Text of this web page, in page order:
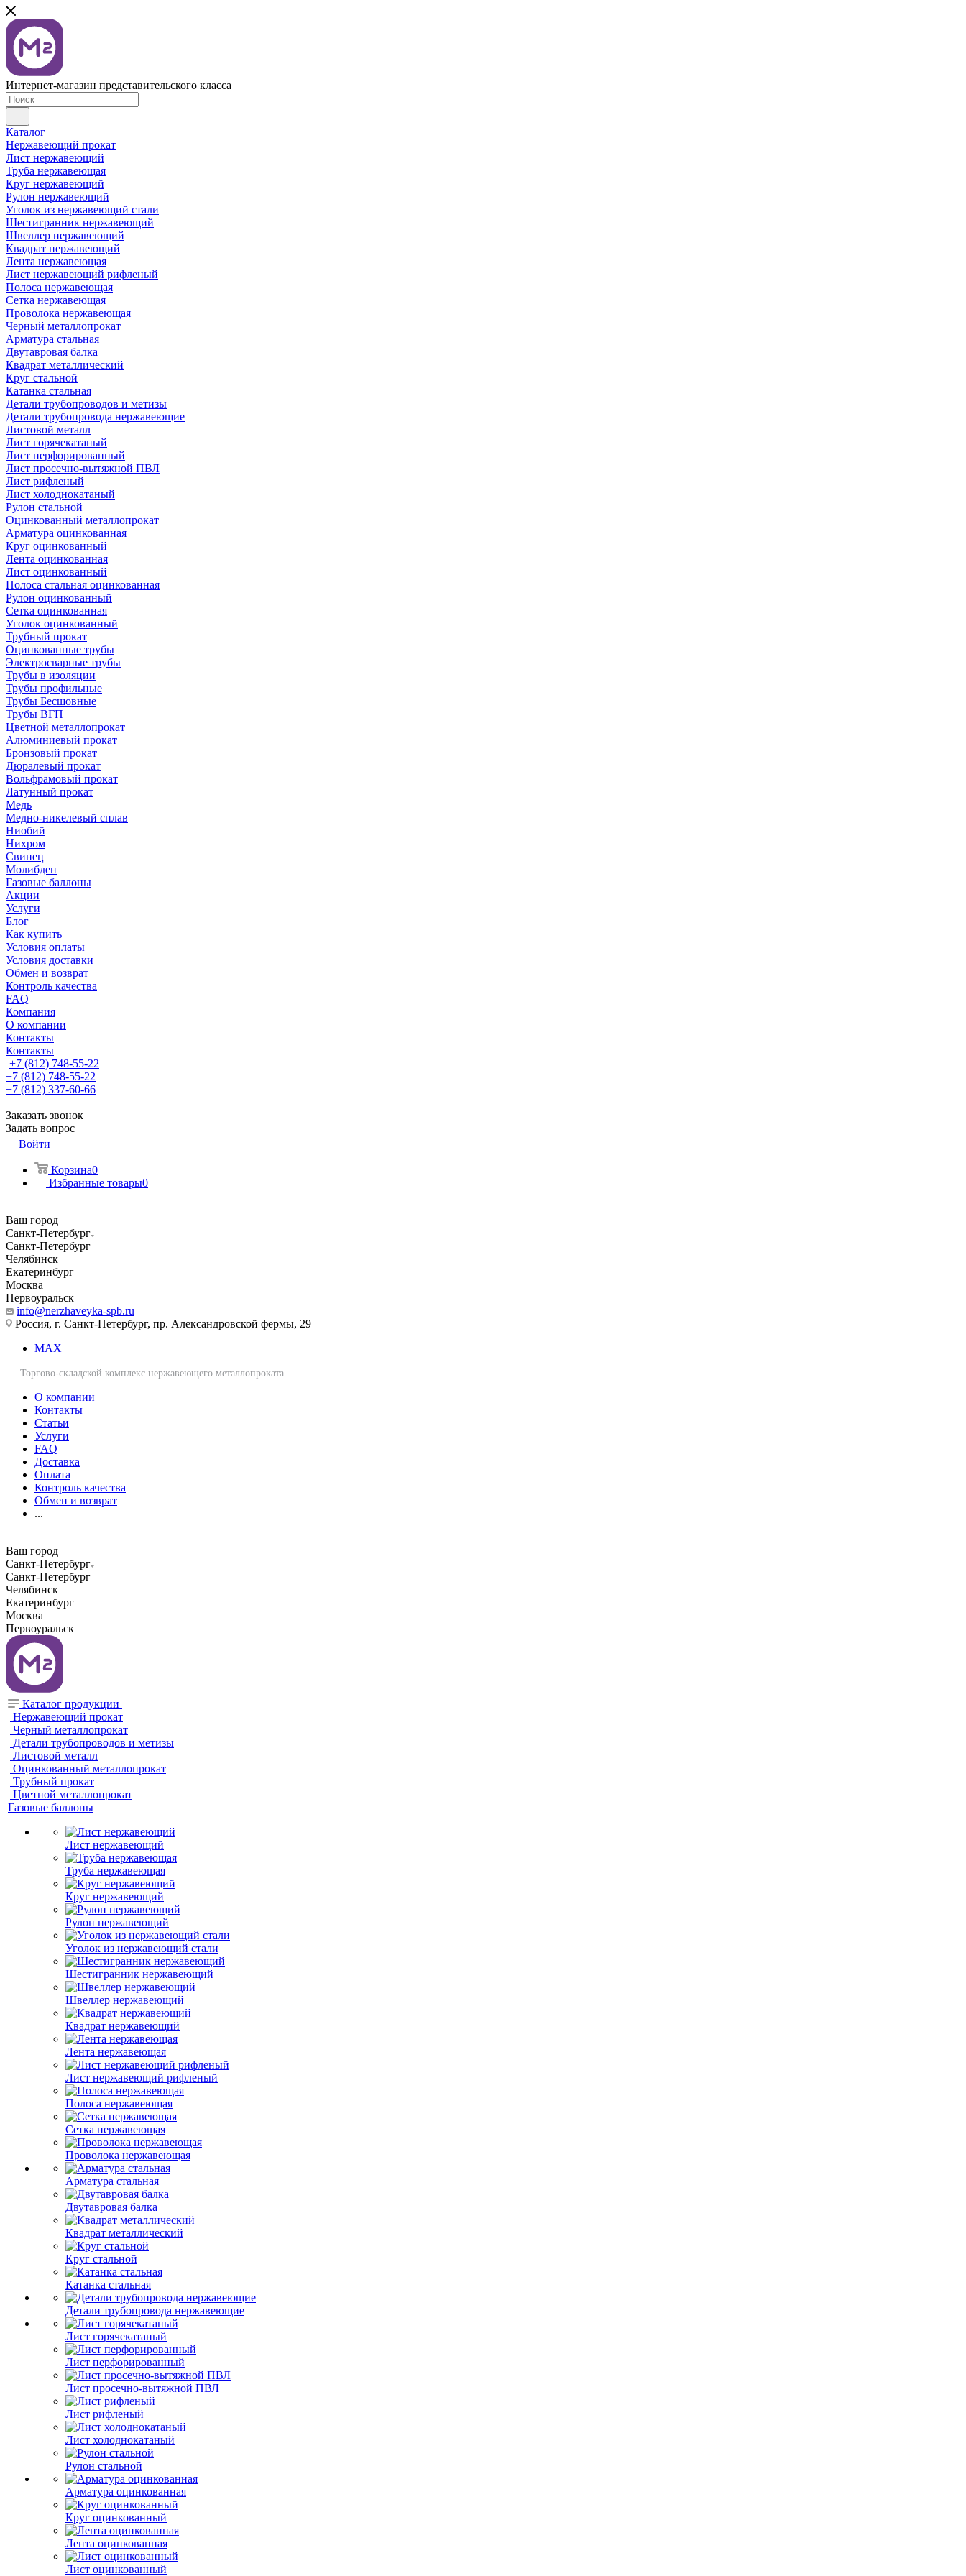
Интернет-магазин представительского класса
Каталог
Нержавеющий прокат
Лист нержавеющий
Труба нержавеющая
Круг нержавеющий
Рулон нержавеющий
Уголок из нержавеющий стали
Шестигранник нержавеющий
Швеллер нержавеющий
Квадрат нержавеющий
Лента нержавеющая
Лист нержавеющий рифленый
Полоса нержавеющая
Сетка нержавеющая
Проволока нержавеющая
Черный металлопрокат
Арматура стальная
Двутавровая балка
Квадрат металлический
Круг стальной
Катанка стальная
Детали трубопроводов и метизы
Детали трубопровода нержавеющие
Листовой металл
Лист горячекатаный
Лист перфорированный
Лист просечно-вытяжной ПВЛ
Лист рифленый
Лист холоднокатаный
Рулон стальной
Оцинкованный металлопрокат
Арматура оцинкованная
Круг оцинкованный
Лента оцинкованная
Лист оцинкованный
Полоса стальная оцинкованная
Рулон оцинкованный
Сетка оцинкованная
Уголок оцинкованный
Трубный прокат
Оцинкованные трубы
Электросварные трубы
Трубы в изоляции
Трубы профильные
Трубы Бесшовные
Трубы ВГП
Цветной металлопрокат
Алюминиевый прокат
Бронзовый прокат
Дюралевый прокат
Вольфрамовый прокат
Латунный прокат
Медь
Медно-никелевый сплав
Ниобий
Нихром
Свинец
Молибден
Газовые баллоны
Акции
Услуги
Блог
Как купить
Условия оплаты
Условия доставки
Обмен и возврат
Контроль качества
FAQ
Компания
О компании
Контакты
Контакты
+7 (812) 748-55-22
+7 (812) 748-55-22
+7 (812) 337-60-66
Заказать звонок
Задать вопрос
Войти
Корзина0
Избранные товары0
Ваш город
Санкт-Петербург
Санкт-Петербург
Челябинск
Екатеринбург
Москва
Первоуральск
info@nerzhaveyka-spb.ru
Россия, г. Санкт-Петербург, пр. Александровской фермы, 29
MAX
Торгово-складской комплекс нержавеющего металлопроката
О компании
Контакты
Статьи
Услуги
FAQ
Доставка
Оплата
Контроль качества
Обмен и возврат
...
Ваш город
Санкт-Петербург
Санкт-Петербург
Челябинск
Екатеринбург
Москва
Первоуральск
Каталог продукции
Нержавеющий прокат
Черный металлопрокат
Детали трубопроводов и метизы
Листовой металл
Оцинкованный металлопрокат
Трубный прокат
Цветной металлопрокат
Газовые баллоны
Лист нержавеющий
Труба нержавеющая
Круг нержавеющий
Рулон нержавеющий
Уголок из нержавеющий стали
Шестигранник нержавеющий
Швеллер нержавеющий
Квадрат нержавеющий
Лента нержавеющая
Лист нержавеющий рифленый
Полоса нержавеющая
Сетка нержавеющая
Проволока нержавеющая
Арматура стальная
Двутавровая балка
Квадрат металлический
Круг стальной
Катанка стальная
Детали трубопровода нержавеющие
Лист горячекатаный
Лист перфорированный
Лист просечно-вытяжной ПВЛ
Лист рифленый
Лист холоднокатаный
Рулон стальной
Арматура оцинкованная
Круг оцинкованный
Лента оцинкованная
Лист оцинкованный